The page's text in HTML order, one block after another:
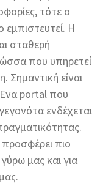
τότε ο
Η
σταθερή
που υπηρετεί
Σημαντική είναι
portal που
ενδέχεται
πιο
μας και για